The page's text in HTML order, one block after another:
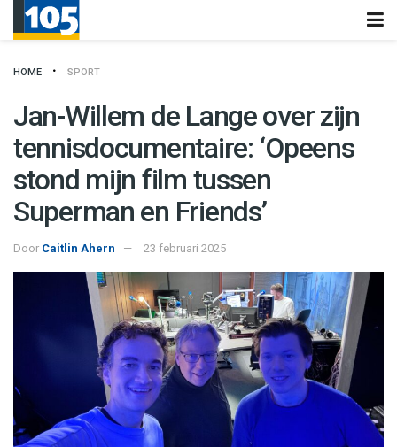
HOME SPORT
Jan-Willem de Lange over zijn
tennisdocumentaire: ‘Opeens
stond mijn film tussen
Superman en Friends’
Door Caitlin Ahern 23 februari 2025